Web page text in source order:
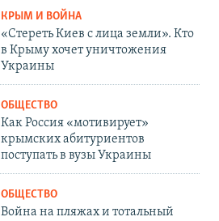
КРЫМ И ВОЙНА
«Стереть Киев с лица земли». Кто
в Крыму хочет уничтожения
Украины
ОБЩЕСТВО
Как Россия «мотивирует»
крымских абитуриентов
поступать в вузы Украины
ОБЩЕСТВО
Война на пляжах и тотальный